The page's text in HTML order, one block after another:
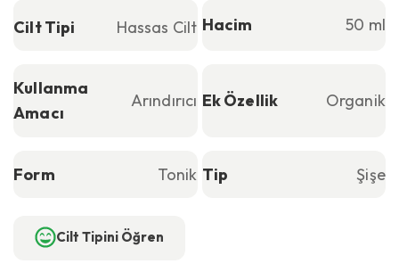
Cilt Tipi Hassas Cilt Hacim 50 ml
Kullanma
Amacı
Arındırıcı Ek Özellik Organik
Form Tonik Tip Şişe
Cilt Tipini Öğren